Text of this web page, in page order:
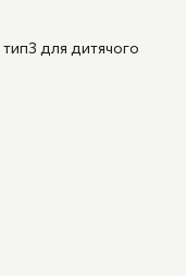
для дитячого